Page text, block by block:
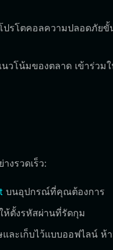
รโตคอลความปลอดภัยขั้
วโน้มของตลาด เข้าร่วม
งรวดเร็ว:
บนอุปกรณ์ที่คุณต้องการ
ห้ตั้งรหัสผ่านที่รัดกุม
ละเก็บไว้แบบออฟไลน์ ห้